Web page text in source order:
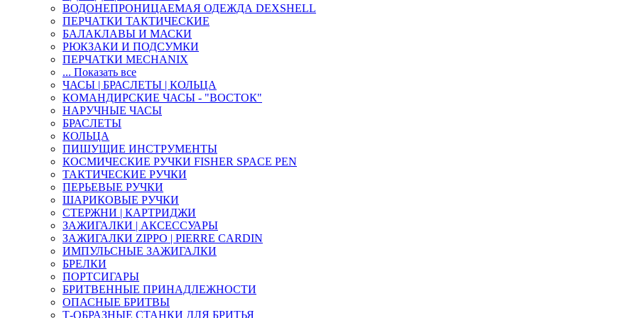
ВОДОНЕПРОНИЦАЕМАЯ ОДЕЖДА DEXSHELL
ПЕРЧАТКИ ТАКТИЧЕСКИЕ
БАЛАКЛАВЫ И МАСКИ
РЮКЗАКИ И ПОДСУМКИ
ПЕРЧАТКИ MECHANIX
... Показать все
ЧАСЫ | БРАСЛЕТЫ | КОЛЬЦА
КОМАНДИРСКИЕ ЧАСЫ - "ВОСТОК"
НАРУЧНЫЕ ЧАСЫ
БРАСЛЕТЫ
КОЛЬЦА
ПИШУЩИЕ ИНСТРУМЕНТЫ
КОСМИЧЕСКИЕ РУЧКИ FISHER SPACE PEN
ТАКТИЧЕСКИЕ РУЧКИ
ПЕРЬЕВЫЕ РУЧКИ
ШАРИКОВЫЕ РУЧКИ
СТЕРЖНИ | КАРТРИДЖИ
ЗАЖИГАЛКИ | АКСЕССУАРЫ
ЗАЖИГАЛКИ ZIPPO | PIERRE CARDIN
ИМПУЛЬСНЫЕ ЗАЖИГАЛКИ
БРЕЛКИ
ПОРТСИГАРЫ
БРИТВЕННЫЕ ПРИНАДЛЕЖНОСТИ
ОПАСНЫЕ БРИТВЫ
Т-ОБРАЗНЫЕ СТАНКИ ДЛЯ БРИТЬЯ